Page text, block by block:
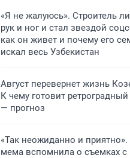
«Я не жалуюсь». Строитель
рук и ног и стал звездой
как он живет и почему его
искал весь Узбекистан
Август перевернет жизнь
К чему готовит ретроградный
— прогноз
«Так неожиданно и приятно».
мема вспомнила о съемках с